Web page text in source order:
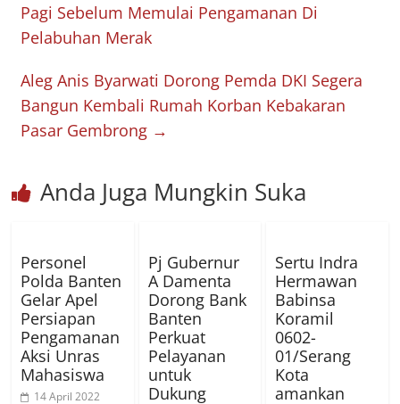
Pagi Sebelum Memulai Pengamanan Di
Pelabuhan Merak
Aleg Anis Byarwati Dorong Pemda DKI Segera
Bangun Kembali Rumah Korban Kebakaran
Pasar Gembrong →
Anda Juga Mungkin Suka
Personel
Polda Banten
Gelar Apel
Persiapan
Pengamanan
Aksi Unras
Mahasiswa
14 April 2022
Pj Gubernur
A Damenta
Dorong Bank
Banten
Perkuat
Pelayanan
untuk
Dukung
Sertu Indra
Hermawan
Babinsa
Koramil
0602-
01/Serang
Kota
amankan